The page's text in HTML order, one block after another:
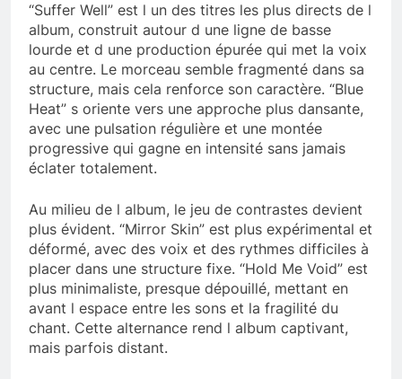
“Suffer Well” est l un des titres les plus directs de l
album, construit autour d une ligne de basse
lourde et d une production épurée qui met la voix
au centre. Le morceau semble fragmenté dans sa
structure, mais cela renforce son caractère. “Blue
Heat” s oriente vers une approche plus dansante,
avec une pulsation régulière et une montée
progressive qui gagne en intensité sans jamais
éclater totalement.
Au milieu de l album, le jeu de contrastes devient
plus évident. “Mirror Skin” est plus expérimental et
déformé, avec des voix et des rythmes difficiles à
placer dans une structure fixe. “Hold Me Void” est
plus minimaliste, presque dépouillé, mettant en
avant l espace entre les sons et la fragilité du
chant. Cette alternance rend l album captivant,
mais parfois distant.